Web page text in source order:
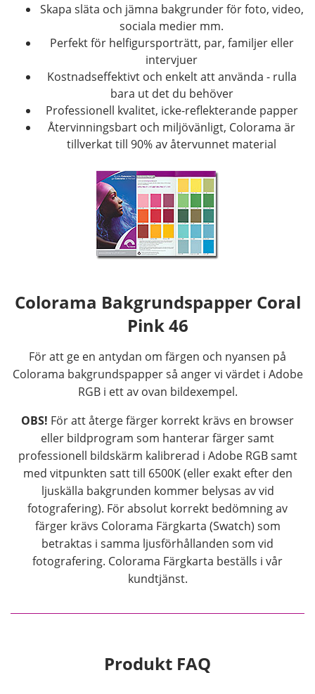
Skapa släta och jämna bakgrunder för foto, video,
sociala medier mm.
Perfekt för helfigursporträtt, par, familjer eller
intervjuer
Kostnadseffektivt och enkelt att använda - rulla
bara ut det du behöver
Professionell kvalitet, icke-reflekterande papper
Återvinningsbart och miljövänligt, Colorama är
tillverkat till 90% av återvunnet material
Colorama Bakgrundspapper Coral
Pink 46
För att ge en antydan om färgen och nyansen på
Colorama bakgrundspapper så anger vi värdet i Adobe
RGB i ett av ovan bildexempel.
OBS! För att återge färger korrekt krävs en browser
eller bildprogram som hanterar färger samt
professionell bildskärm kalibrerad i Adobe RGB samt
med vitpunkten satt till 6500K (eller exakt efter den
ljuskälla bakgrunden kommer belysas av vid
fotografering). För absolut korrekt bedömning av
färger krävs Colorama Färgkarta (Swatch) som
betraktas i samma ljusförhållanden som vid
fotografering. Colorama Färgkarta beställs i vår
kundtjänst.
Produkt FAQ